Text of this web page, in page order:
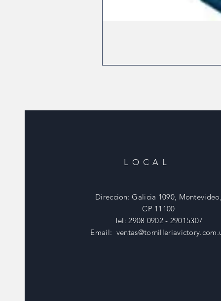
LOCAL
Direccion: Galicia 1090,
CP 11100
Tel: 2908 0902 - 29015307
Email: